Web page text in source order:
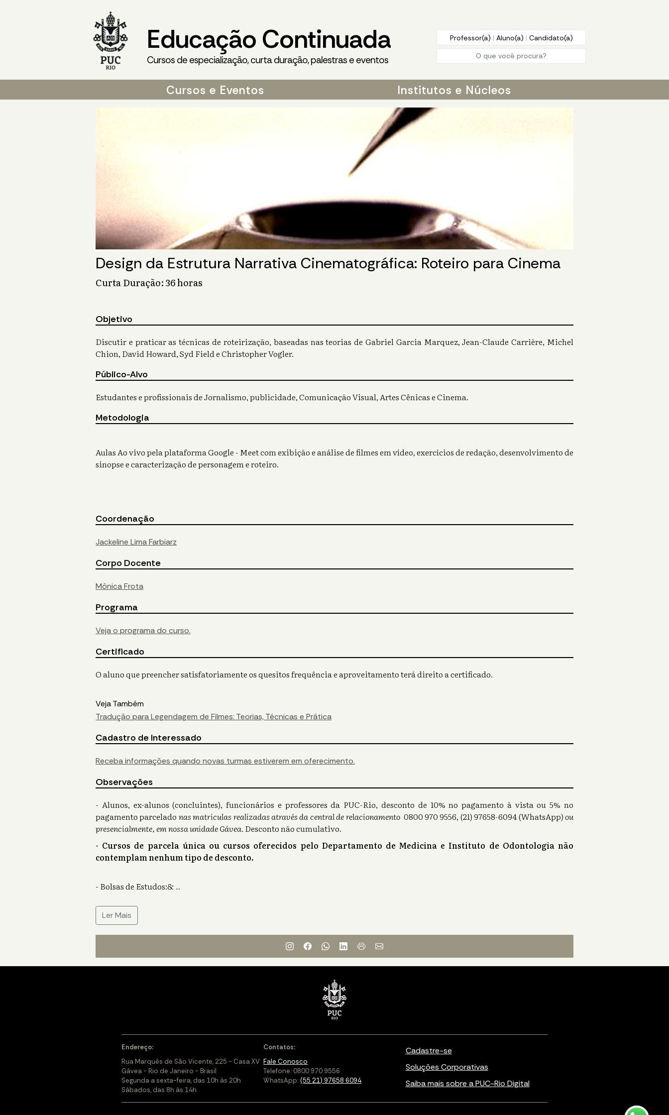
Educação Continuada
Cursos de especialização, curta duração, palestras e eventos
Professor(a) | Aluno(a) | Candidato(a)
Cursos e Eventos Institutos e Núcleos
Design da Estrutura Narrativa Cinematográfica: Roteiro para Cinema
Curta Duração: 36 horas
Objetivo
Discutir e praticar as técnicas de roteirização, baseadas nas teorias de Gabriel Garcia Marquez, Jean-Claude Carrière, Michel
Chion, David Howard, Syd Field e Christopher Vogler.
Público-Alvo
Estudantes e profissionais de Jornalismo, publicidade, Comunicação Visual, Artes Cênicas e Cinema.
Metodologia
Aulas Ao vivo pela plataforma Google - Meet com exibição e análise de filmes em vídeo, exercícios de redação, desenvolvimento de
sinopse e caracterização de personagem e roteiro.
Coordenação
Jackeline Lima Farbiarz
Corpo Docente
Mônica Frota
Programa
Veja o programa do curso.
Certificado
O aluno que preencher satisfatoriamente os quesitos frequência e aproveitamento terá direito a certificado.
Veja Também
Tradução para Legendagem de Filmes: Teorias, Técnicas e Prática
Cadastro de Interessado
Receba informações quando novas turmas estiverem em oferecimento.
Observações
- Alunos, ex-alunos (concluintes), funcionários e professores da PUC-Rio, desconto de 10% no pagamento à vista ou 5% no
pagamento parcelado nas matriculas realizadas através da central de relacionamento0800 970 9556, (21) 97658-6094 (WhatsApp)ou
presencialmente, em nossa unidade Gávea.Desconto não cumulativo.
- Cursos de parcela única ou cursos oferecidos pelo Departamento de Medicina e Instituto de Odontologia não
contemplam nenhum tipo de desconto.
- Bolsas de Estudos:&...
Ler Mais
Endereço:
Rua Marquês de São Vicente, 225 - Casa XV
Gávea - Rio de Janeiro - Brasil
Segunda a sexta-feira, das 10h às 20h
Sábados, das 8h às 14h
Contatos:
Fale Conosco
Telefone: 0800 970 9556
WhatsApp:(55 21) 97658 6094
Cadastre-se
Soluções Corporativas
Saiba mais sobre a PUC-Rio Digital